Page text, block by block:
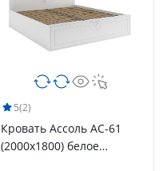
5(2)
Кровать Ассоль АС-61
(2000х1800) белое